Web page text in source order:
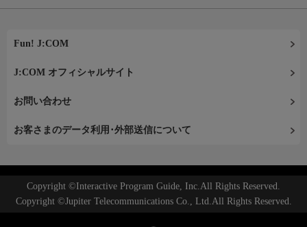
Fun! J:COM
J:COM オフィシャルサイト
お問い合わせ
お客さまのデータ利用･外部送信について
Copyright ©Interactive Program Guide, Inc.All Rights Reserved.
Copyright ©Jupiter Telecommunications Co., Ltd.All Rights Reserved.